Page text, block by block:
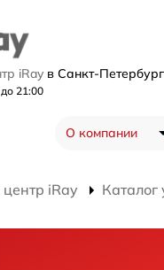
iRay в Санкт-
21:00
О компании
iRay Каталог